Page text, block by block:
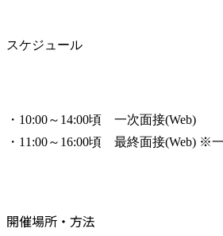
スケジュール
・10:00～14:00頃　一次面接(Web)
・11:00～16:00頃　最終面接(Web) ※
開催場所・方法